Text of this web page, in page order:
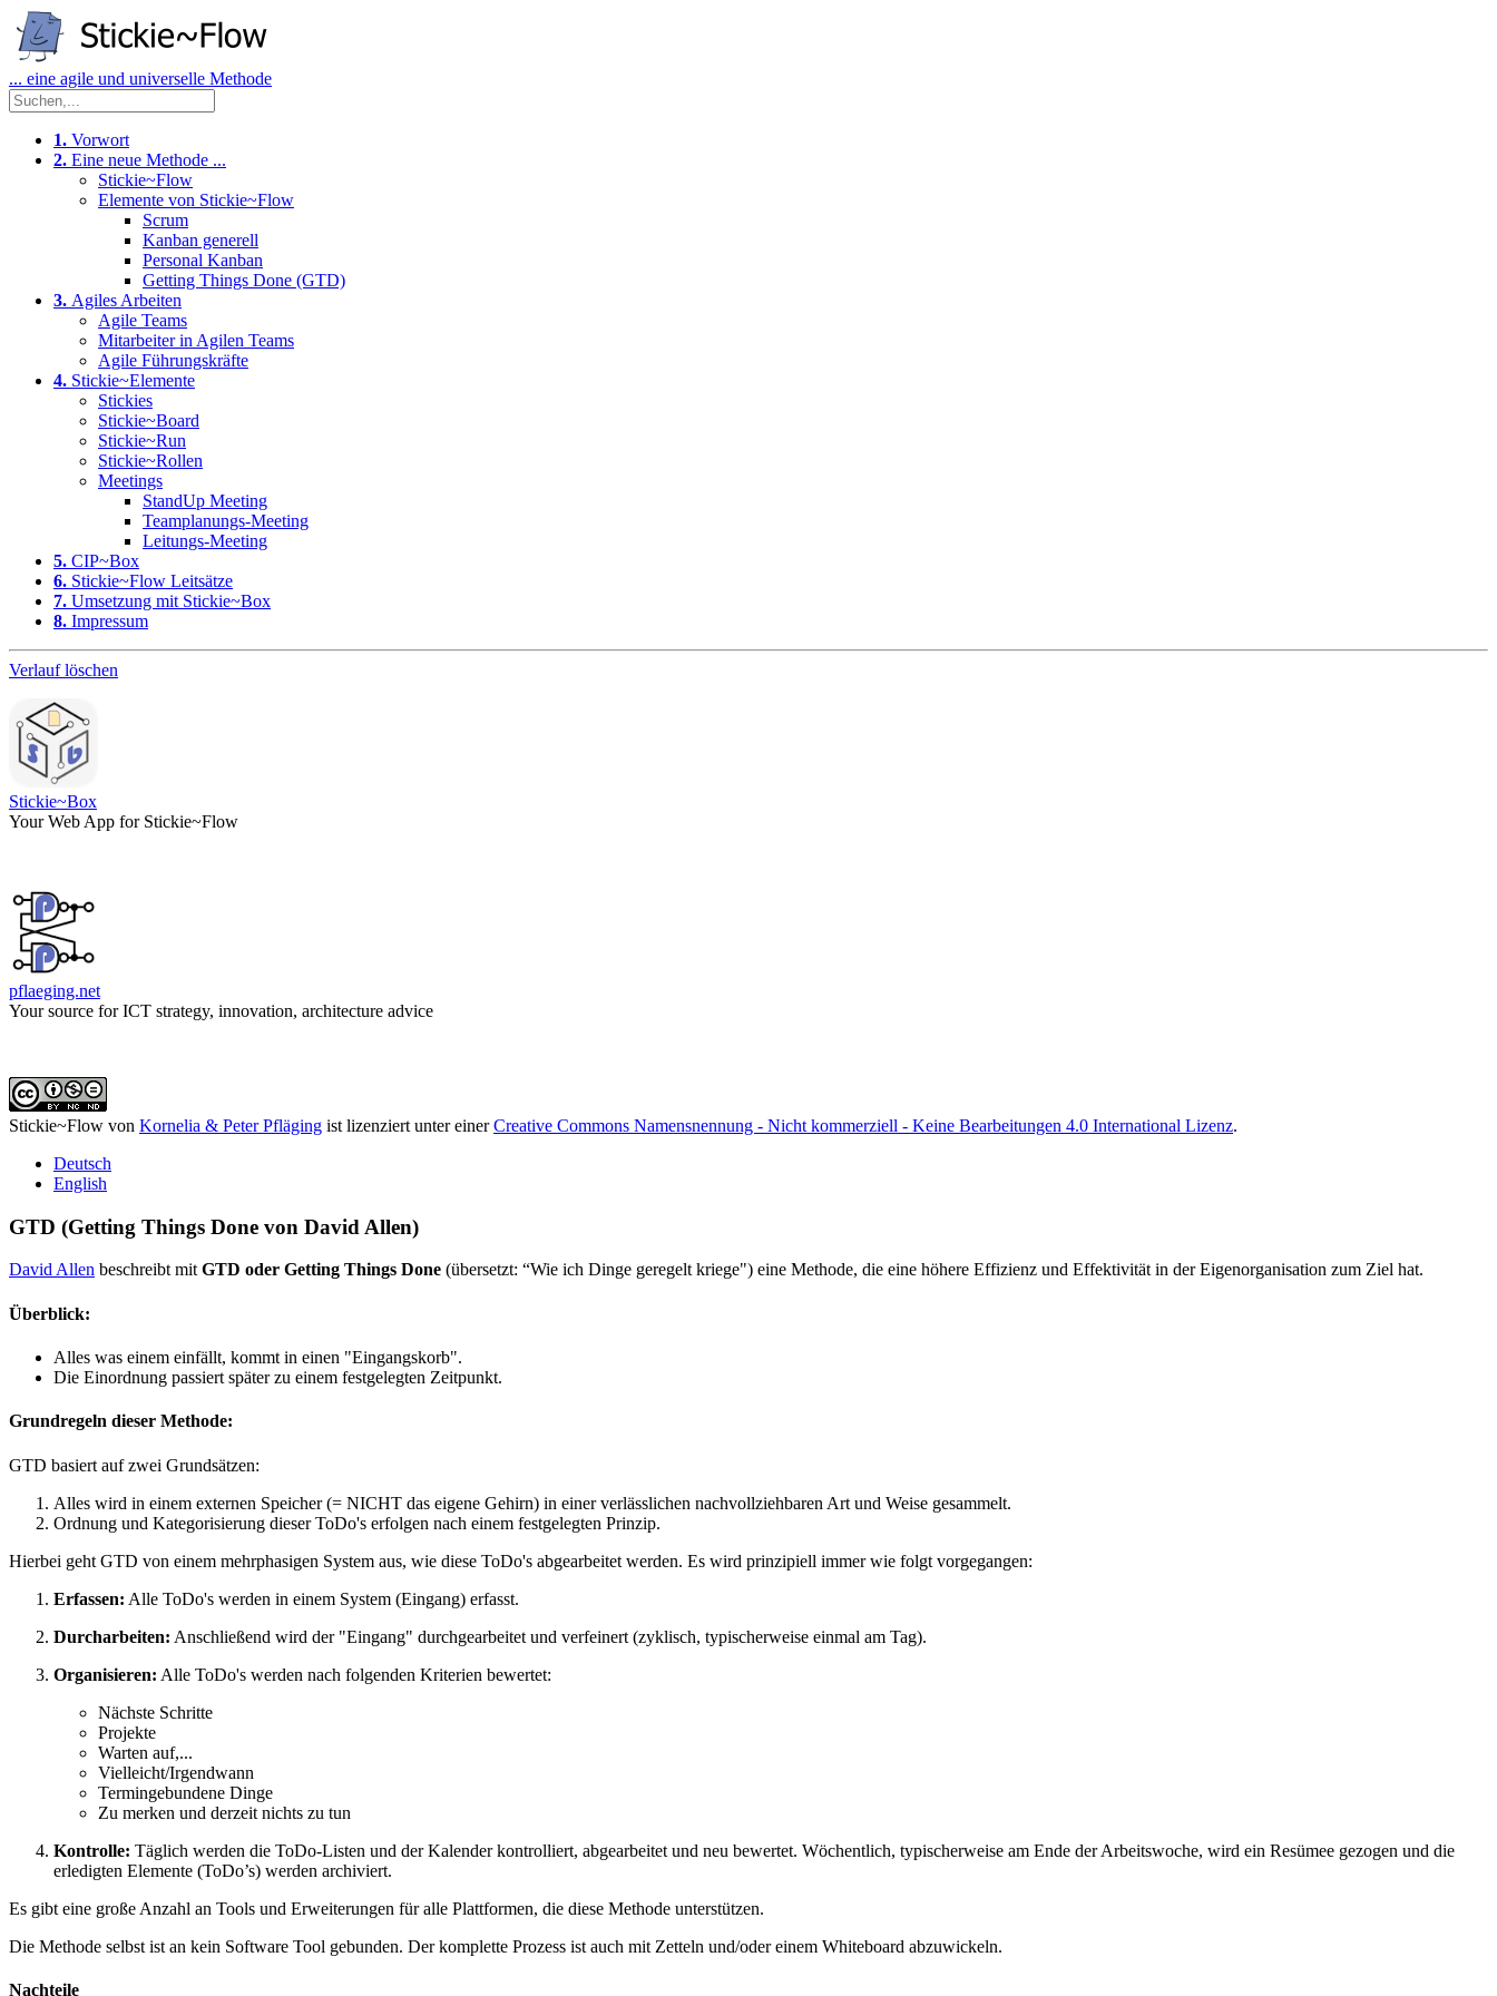
... eine agile und universelle Methode
1. Vorwort
2. Eine neue Methode ...
Stickie~Flow
Elemente von Stickie~Flow
Scrum
Kanban generell
Personal Kanban
Getting Things Done (GTD)
3. Agiles Arbeiten
Agile Teams
Mitarbeiter in Agilen Teams
Agile Führungskräfte
4. Stickie~Elemente
Stickies
Stickie~Board
Stickie~Run
Stickie~Rollen
Meetings
StandUp Meeting
Teamplanungs-Meeting
Leitungs-Meeting
5. CIP~Box
6. Stickie~Flow Leitsätze
7. Umsetzung mit Stickie~Box
8. Impressum
Verlauf löschen
Stickie~Box
Your Web App for Stickie~Flow
pflaeging.net
Your source for ICT strategy, innovation, architecture advice
Stickie~Flow von Kornelia & Peter Pfläging ist lizenziert unter einerCreative Commons Namensnennung - Nicht kommerziell - Keine Bearbeitungen 4.0 International Lizenz.
Deutsch
English
GTD (Getting Things Done von David Allen)
David Allen beschreibt mitGTD oder Getting Things Done (übersetzt: “Wie ich Dinge geregelt kriege") eine Methode, die eine höhere Effizienz und Effektivität in der Eigenorganisation zum Ziel hat.
Überblick:
Alles was einem einfällt, kommt in einen "Eingangskorb".
Die Einordnung passiert später zu einem festgelegten Zeitpunkt.
Grundregeln dieser Methode:
GTD basiert auf zwei Grundsätzen:
Alles wird in einem externen Speicher (= NICHT das eigene Gehirn) in einer verlässlichen nachvollziehbaren Art und Weise gesammelt.
Ordnung und Kategorisierung dieser ToDo's erfolgen nach einem festgelegten Prinzip.
Hierbei geht GTD von einem mehrphasigen System aus, wie diese ToDo's abgearbeitet werden. Es wird prinzipiell immer wie folgt vorgegangen:
Erfassen: Alle ToDo's werden in einem System (Eingang) erfasst.
Durcharbeiten: Anschließend wird der "Eingang" durchgearbeitet und verfeinert (zyklisch, typischerweise einmal am Tag).
Organisieren: Alle ToDo's werden nach folgenden Kriterien bewertet:
Nächste Schritte
Projekte
Warten auf,...
Vielleicht/Irgendwann
Termingebundene Dinge
Zu merken und derzeit nichts zu tun
Kontrolle: Täglich werden die ToDo-Listen und der Kalender kontrolliert, abgearbeitet und neu bewertet. Wöchentlich, typischerweise am Ende der Arbeitswoche, wird ein Resümee gezogen und die
erledigten Elemente (ToDo’s) werden archiviert.
Es gibt eine große Anzahl an Tools und Erweiterungen für alle Plattformen, die diese Methode unterstützen.
Die Methode selbst ist an kein Software Tool gebunden. Der komplette Prozess ist auch mit Zetteln und/oder einem Whiteboard abzuwickeln.
Nachteile